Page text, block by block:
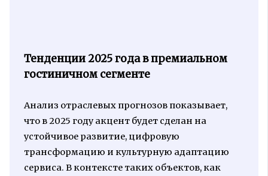
Тенденции 2025 года в премиальном
гостиничном сегменте
Анализ отраслевых прогнозов показывает,
что в 2025 году акцент будет сделан на
устойчивое развитие, цифровую
трансформацию и культурную адаптацию
сервиса. В контексте таких объектов, как